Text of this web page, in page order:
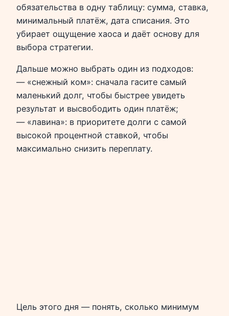
обязательства в одну таблицу: сумма, ставка,
минимальный платёж, дата списания. Это
убирает ощущение хаоса и даёт основу для
выбора стратегии.
Дальше можно выбрать один из подходов:
— «снежный ком»: сначала гасите самый
маленький долг, чтобы быстрее увидеть
результат и высвободить один платёж;
— «лавина»: в приоритете долги с самой
высокой процентной ставкой, чтобы
максимально снизить переплату.
Цель этого дня — понять, сколько минимум